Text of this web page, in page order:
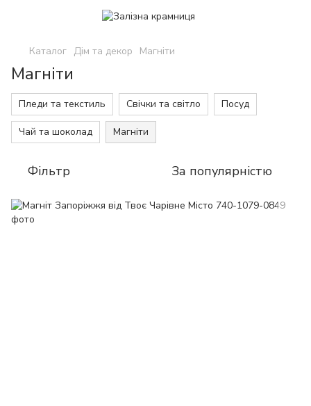
Каталог Дім та декор Магніти
Магніти
Пледи та текстиль Свічки та світло Посуд
Чай та шоколад Магніти
Фільтр За популярністю